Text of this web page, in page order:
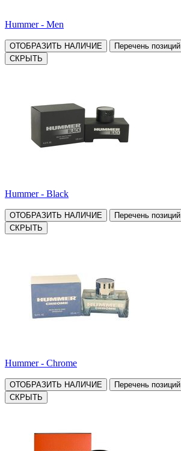
Hummer - Men
ОТОБРАЗИТЬ НАЛИЧИЕ
Перечень позиций
СКРЫТЬ
Hummer - Black
ОТОБРАЗИТЬ НАЛИЧИЕ
Перечень позиций
СКРЫТЬ
Hummer - Chrome
ОТОБРАЗИТЬ НАЛИЧИЕ
Перечень позиций
СКРЫТЬ